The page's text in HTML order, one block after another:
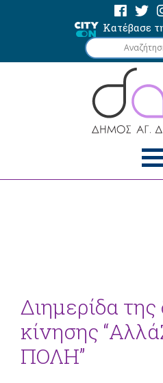
Κατέβασε
Διημερίδα
κίνησης
ΠΟΛΗ”